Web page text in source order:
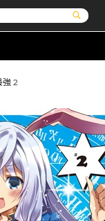
ライトノベル
オーバーラップ広報室
お問い合わ
オーバーラップノベルス
ロサージュノベルス
強 2